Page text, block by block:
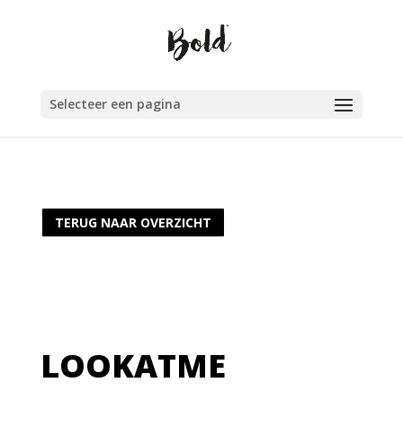
Selecteer een pagina
TERUG NAAR OVERZICHT
LOOKATME